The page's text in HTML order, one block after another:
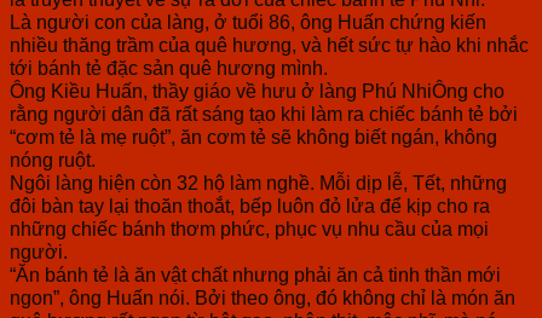
Là người con của làng, ở tuổi 86, ông Huấn chứng kiến
nhiều thăng trầm của quê hương, và hết sức tự hào khi nhắc
tới bánh tẻ đặc sản quê hương mình.
Ông Kiều Huấn, thầy giáo về hưu ở làng Phú NhiÔng cho
rằng người dân đã rất sáng tạo khi làm ra chiếc bánh tẻ bởi
“cơm tẻ là mẹ ruột”, ăn cơm tẻ sẽ không biết ngán, không
nóng ruột.
Ngôi làng hiện còn 32 hộ làm nghề. Mỗi dịp lễ, Tết, những
đôi bàn tay lại thoăn thoắt, bếp luôn đỏ lửa để kịp cho ra
những chiếc bánh thơm phức, phục vụ nhu cầu của mọi
người.
“Ăn bánh tẻ là ăn vật chất nhưng phải ăn cả tinh thần mới
ngon”, ông Huấn nói. Bởi theo ông, đó không chỉ là món ăn